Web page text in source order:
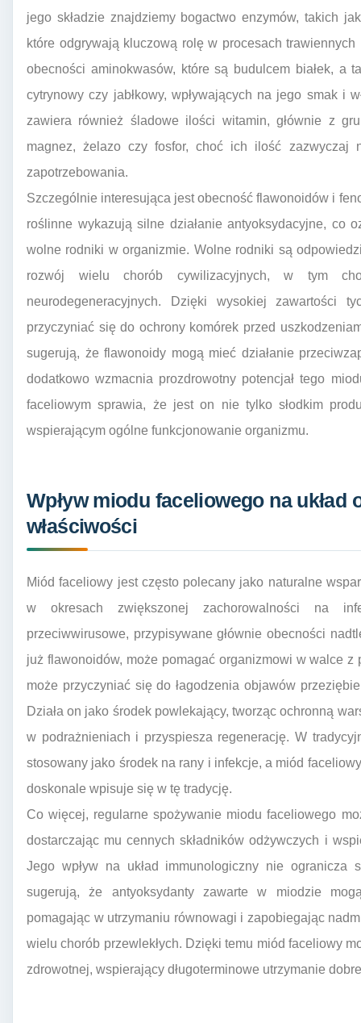
jego składzie znajdziemy bogactwo enzymów, takich
które odgrywają kluczową rolę w procesach
obecności aminokwasów, które są budulcem białek, a
cytrynowy czy jabłkowy, wpływających na jego smak i
zawiera również śladowe ilości witamin, głównie z
magnez, żelazo czy fosfor, choć ich ilość zazwyczaj
zapotrzebowania.
Szczególnie interesująca jest obecność flawonoidów i
roślinne wykazują silne działanie antyoksydacyjne, co
wolne rodniki w organizmie. Wolne rodniki są
rozwój wielu chorób cywilizacyjnych, w tym
neurodegeneracyjnych. Dzięki wysokiej zawartości
przyczyniać się do ochrony komórek przed
sugerują, że flawonoidy mogą mieć działanie
dodatkowo wzmacnia prozdrowotny potencjał tego
faceliowym sprawia, że jest on nie tylko słodkim
wspierającym ogólne funkcjonowanie organizmu.
Wpływ miodu faceliowego na
właściwości
Miód faceliowy jest często polecany jako naturalne
w okresach zwiększonej zachorowalności na
przeciwwirusowe, przypisywane głównie obecności
już flawonoidów, może pomagać organizmowi w walce
może przyczyniać się do łagodzenia objawów
Działa on jako środek powlekający, tworząc ochronną
w podrażnieniach i przyspiesza regenerację. W
stosowany jako środek na rany i infekcje, a miód
doskonale wpisuje się w tę tradycję.
Co więcej, regularne spożywanie miodu faceliowego
dostarczając mu cennych składników odżywczych i
Jego wpływ na układ immunologiczny nie
sugerują, że antyoksydanty zawarte w miodzie
pomagając w utrzymaniu równowagi i zapobiegając
wielu chorób przewlekłych. Dzięki temu miód faceliowy
zdrowotnej, wspierający długoterminowe utrzymanie